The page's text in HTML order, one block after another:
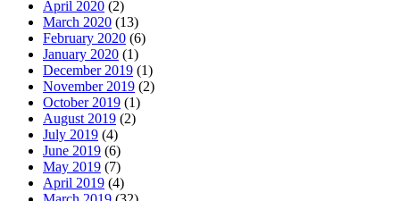
April 2020 (2)
March 2020 (13)
February 2020 (6)
January 2020 (1)
December 2019 (1)
November 2019 (2)
October 2019 (1)
August 2019 (2)
July 2019 (4)
June 2019 (6)
May 2019 (7)
April 2019 (4)